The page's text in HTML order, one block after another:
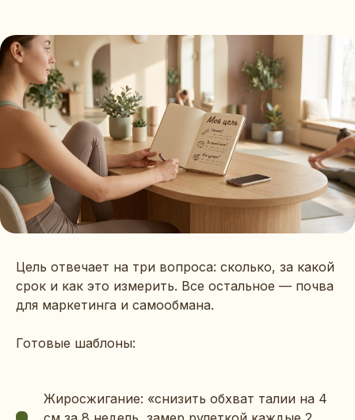
Цель отвечает на три вопроса: сколько, за какой
срок и как это измерить. Все остальное — почва
для маркетинга и самообмана.
Готовые шаблоны:
Жиросжигание: «снизить обхват талии на 4